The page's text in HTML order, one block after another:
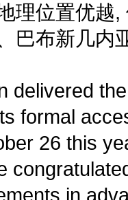
理位置优越
巴布新几内
delivered
formal
26 this
in